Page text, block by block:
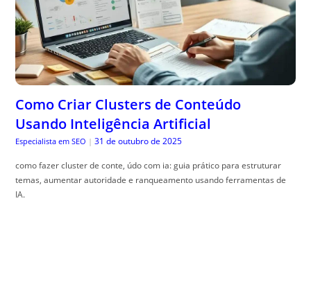
Como Criar Clusters de Conteúdo
Usando Inteligência Artificial
Especialista em SEO | 31 de outubro de 2025
como fazer cluster de conte, údo com ia: guia prático para estruturar
temas, aumentar autoridade e ranqueamento usando ferramentas de
IA.